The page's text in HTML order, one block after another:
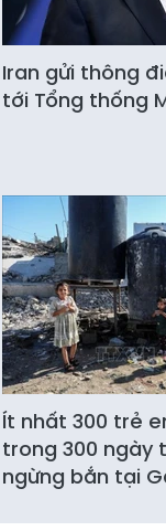
Iran gửi thông
tới Tổng thống
Ít nhất 300 trẻ
trong 300 ngày
ngừng bắn tại